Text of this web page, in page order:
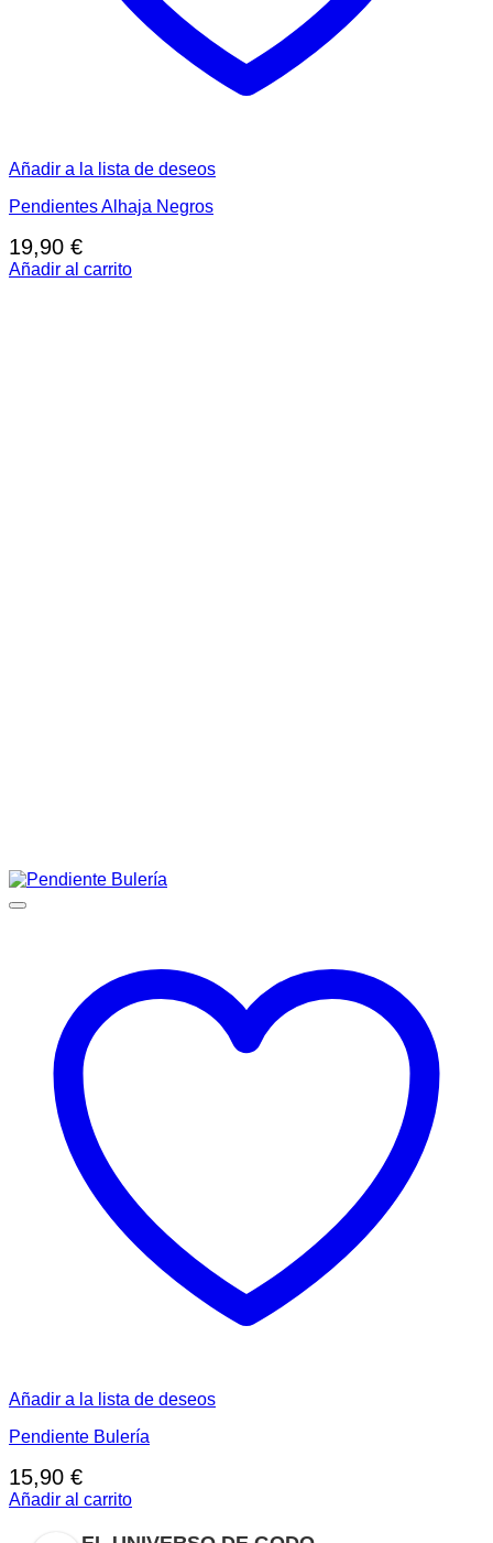
Añadir a la lista de deseos
Pendientes Alhaja Negros
19,90 €
Añadir al carrito
Añadir a la lista de deseos
Pendiente Bulería
15,90 €
Añadir al carrito